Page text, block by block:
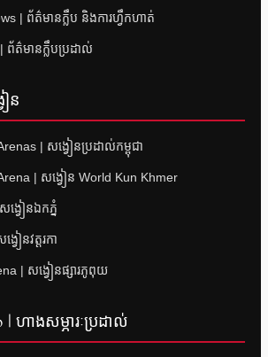
| ព័ត៌មានក្លឹប និងការហ្វឹកហាត់
ត៌មានក្លឹបប្រដាល់
ន
| សង្វៀនប្រដាល់កម្ពុជា
| សង្វៀន World Kun Khmer
វៀនឯកភ្នំ
ៀនវត្តរកា
| សង្វៀនផ្សារភូពុយ
ហាងសម្ភារៈប្រដាល់